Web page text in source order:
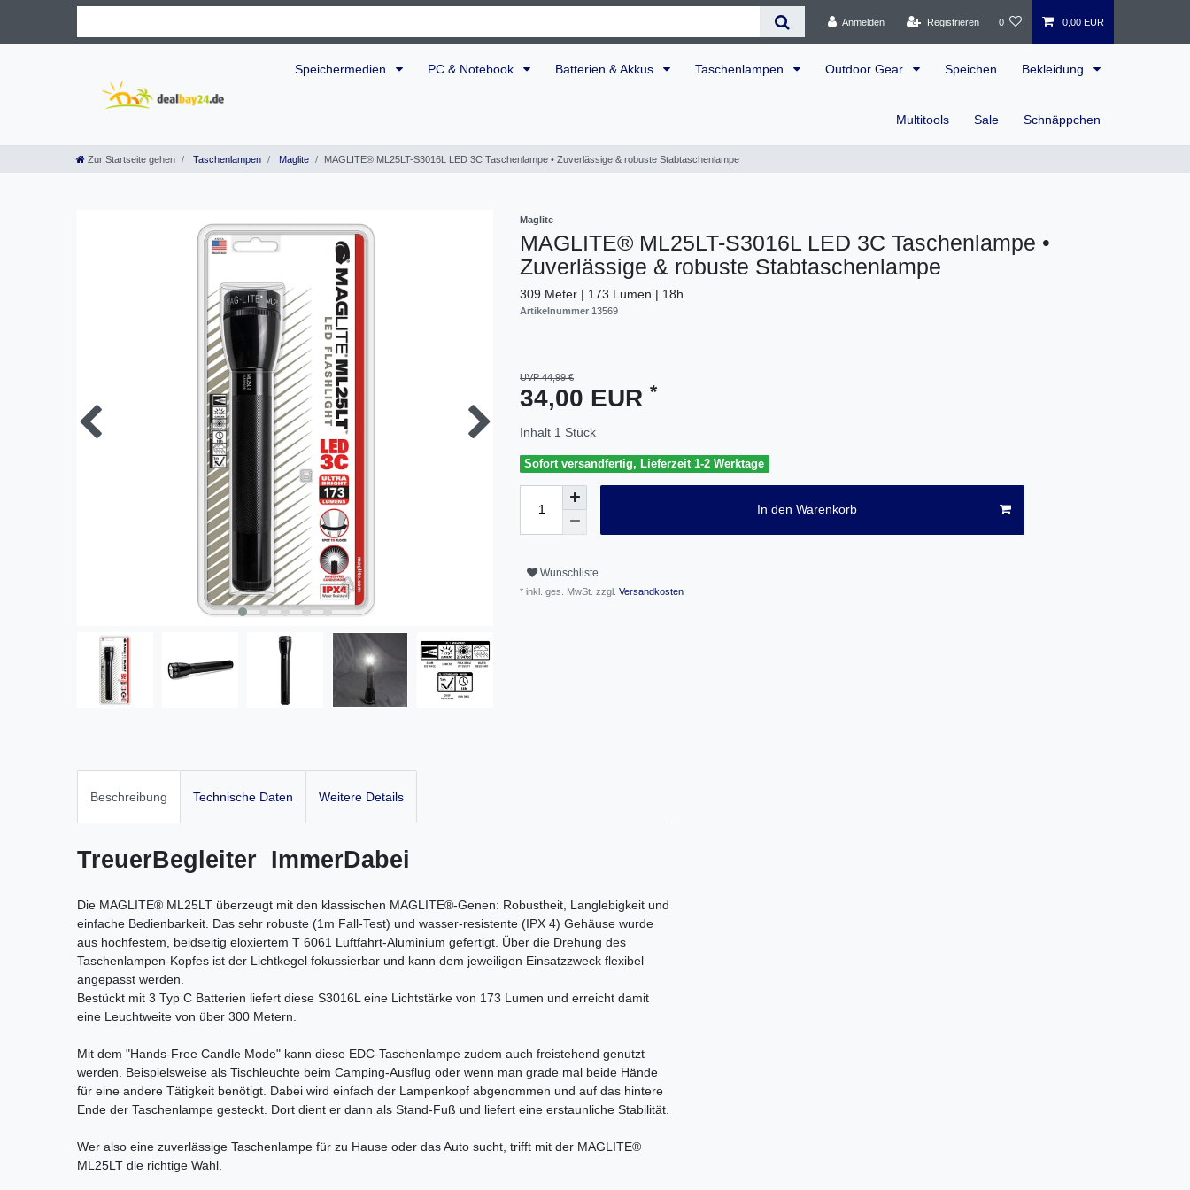
Anmelden Registrieren 0 0,00 EUR
Speichermedien PC & Notebook Batterien & Akkus Taschenlampen Outdoor Gear Speichen Bekleidung
Multitools Sale Schnäppchen
Zur Startseite gehen Taschenlampen Maglite MAGLITE® ML25LT-S3016L LED 3C Taschenlampe • Zuverlässige & robuste Stabtaschenlampe
Maglite
MAGLITE® ML25LT-S3016L LED 3C Taschenlampe •
Zuverlässige & robuste Stabtaschenlampe
309 Meter | 173 Lumen | 18h
Artikelnummer 13569
UVP 44,99 €
34,00 EUR *
Inhalt 1 Stück
Sofort versandfertig, Lieferzeit 1-2 Werktage
In den Warenkorb
Wunschliste
* inkl. ges. MwSt. zzgl. Versandkosten
Beschreibung Technische Daten Weitere Details
TreuerBegleiter ImmerDabei
Die MAGLITE® ML25LT überzeugt mit den klassischen MAGLITE®-Genen: Robustheit, Langlebigkeit und
einfache Bedienbarkeit. Das sehr robuste (1m Fall-Test) und wasser-resistente (IPX 4) Gehäuse wurde
aus hochfestem, beidseitig eloxiertem T 6061 Luftfahrt-Aluminium gefertigt. Über die Drehung des
Taschenlampen-Kopfes ist der Lichtkegel fokussierbar und kann dem jeweiligen Einsatzzweck flexibel
angepasst werden.
Bestückt mit 3 Typ C Batterien liefert diese S3016L eine Lichtstärke von 173 Lumen und erreicht damit
eine Leuchtweite von über 300 Metern.
Mit dem "Hands-Free Candle Mode" kann diese EDC-Taschenlampe zudem auch freistehend genutzt
werden. Beispielsweise als Tischleuchte beim Camping-Ausflug oder wenn man grade mal beide Hände
für eine andere Tätigkeit benötigt. Dabei wird einfach der Lampenkopf abgenommen und auf das hintere
Ende der Taschenlampe gesteckt. Dort dient er dann als Stand-Fuß und liefert eine erstaunliche Stabilität.
Wer also eine zuverlässige Taschenlampe für zu Hause oder das Auto sucht, trifft mit der MAGLITE®
ML25LT die richtige Wahl.